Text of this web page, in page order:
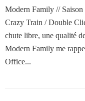
Modern Family // Saison
Crazy Train / Double
chute libre, une qualité
Modern Family me
Office...